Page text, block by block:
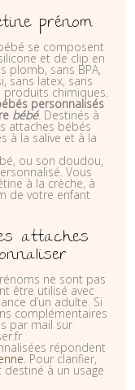
prénom
se composent
et de clip en
plomb, sans BPA,
sans latex, sans
chimiques.
personnalisés
bébé. Destinés à
attaches bébés
à la salive et à la
ou son doudou,
Vous
à la crèche, à
de votre enfant
attaches
ne sont pas
être utilisé avec
d’un adulte. Si
complémentaires
par mail sur
répondent
. Pour clarifier,
à un usage